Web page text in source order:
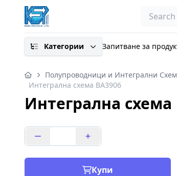
Search
Категории Запитване за
Полупроводници и Интегрални
Интегрална схема BA3906
Интегрална схема
Купи